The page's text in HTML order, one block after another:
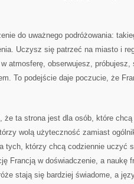
do uważnego podróżowania:
Uczysz się patrzeć na miasto i
atmosferę, obserwujesz, próbujesz,
To podejście daje poczucie, że
że ta strona jest dla osób, które chcą
wolą użyteczność zamiast
tych, którzy chcą codziennie uczyć
Francją w doświadczenie, a naukę
stają się bardziej świadome, a